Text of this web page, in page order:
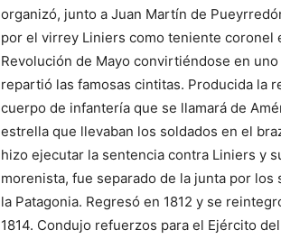
organizó, junto a Juan Martín de
por el virrey Liniers como teniente coronel
Revolución de Mayo convirtiéndose en
repartió las famosas cintitas. Producida la
cuerpo de infantería que se llamará de
estrella que llevaban los soldados en el
hizo ejecutar la sentencia contra Liniers y
morenista, fue separado de la junta por los
la Patagonia. Regresó en 1812 y se
1814. Condujo refuerzos para el Ejército